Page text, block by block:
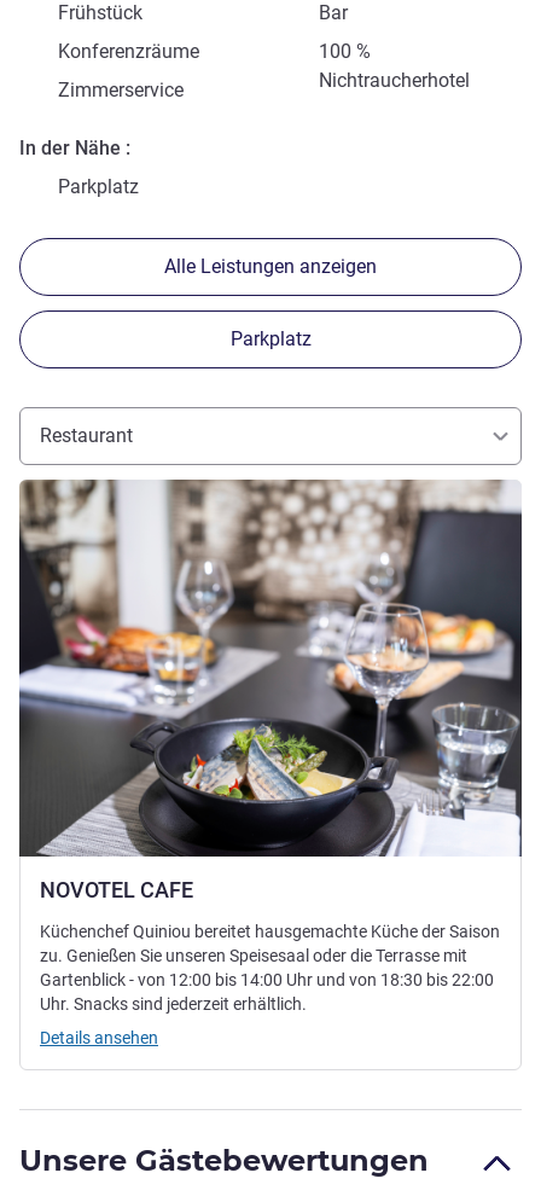
Frühstück
Bar
Konferenzräume
100 %
Nichtraucherhotel
Zimmerservice
In der Nähe
Parkplatz
Alle Leistungen anzeigen
Parkplatz
Restaurant
NOVOTEL CAFE
Details ansehen
Küchenchef Quiniou bereitet hausgemachte Küche der Saison
zu. Genießen Sie unseren Speisesaal oder die Terrasse mit
Gartenblick - von 12:00 bis 14:00 Uhr und von 18:30 bis 22:00
Uhr. Snacks sind jederzeit erhältlich.
Details ansehen
Unsere Gästebewertungen